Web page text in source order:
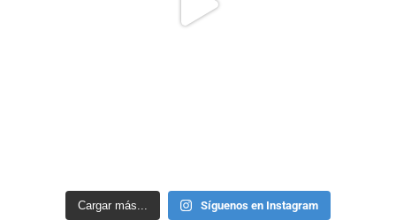
Cargar más... Síguenos en Instagram